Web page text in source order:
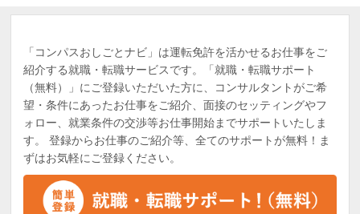
「コンパスおしごとナビ」は運転免許を活かせるお仕事をご
紹介する就職・転職サービスです。「就職・転職サポート
（無料）」にご登録いただいた方に、コンサルタントがご希
望・条件にあったお仕事をご紹介、面接のセッティングやフ
ォロー、就業条件の交渉等お仕事開始までサポートいたしま
す。 登録からお仕事のご紹介等、全てのサポートが無料！ま
ずはお気軽にご登録ください。